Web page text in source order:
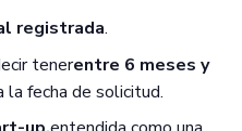
registrada.
tenerentre 6 meses y
la fecha de solicitud.